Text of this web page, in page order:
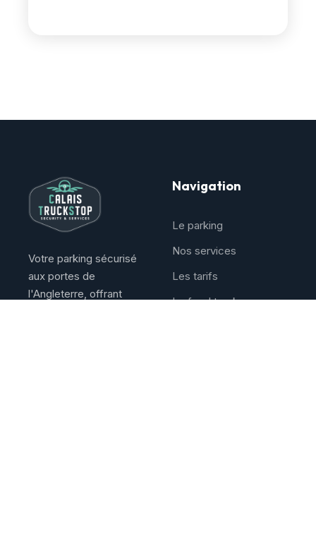
Votre parking sécurisé
aux portes de
l'Angleterre, offrant
Navigation
Le parking
Nos services
Les tarifs
Le food truck